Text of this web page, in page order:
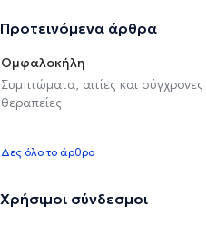
Προτεινόμενα άρθρα
Ομφαλοκήλη
Συμπτώματα, αιτίες και σύγχρονες
θεραπείες
Δες όλο το άρθρο
Χρήσιμοι σύνδεσμοι